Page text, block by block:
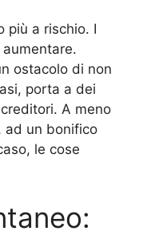
più a rischio. I
ostacolo di non
porta a dei
A meno
ad un bonifico
le cose